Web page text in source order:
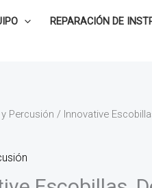
REPARACIÓN DE
Percusión / Innovative